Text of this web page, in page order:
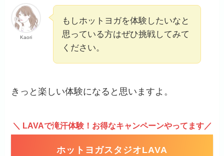
Kaori
もしホットヨガを体験したいなと
思っている方はぜひ挑戦してみて
ください。
きっと楽しい体験になると思いますよ。
＼ LAVAで滝汗体験！お得なキャンペーンやってます／
ホットヨガスタジオLAVA